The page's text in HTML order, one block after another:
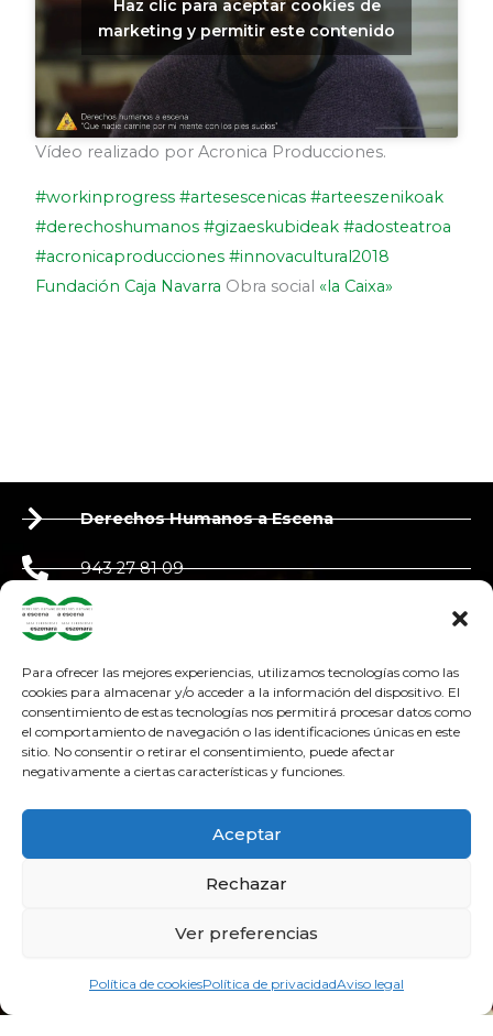
Para ofrecer las mejores experiencias, utilizamos tecnologías como las
cookies para almacenar y/o acceder a la información del dispositivo. El
consentimiento de estas tecnologías nos permitirá procesar datos como
el comportamiento de navegación o las identificaciones únicas en este
sitio. No consentir o retirar el consentimiento, puede afectar
negativamente a ciertas características y funciones.
Aceptar
Rechazar
Ver preferencias
Política de cookiesPolítica de privacidadAviso legal
Haz clic para aceptar cookies de
marketing y permitir este contenido
Vídeo realizado por Acronica Producciones.
#workinprogress #artesescenicas #arteeszenikoak
#derechoshumanos #gizaeskubideak #adosteatroa
#acronicaproducciones #innovacultural2018
Fundación Caja Navarra Obra social «la Caixa»
Derechos Humanos a Escena
943 27 81 09
650 90 87 39
derechoshumanosaescena@gmail.com
adosteatroa@adosteatroa.com
bidebitartekoop@gmail.com
g
a